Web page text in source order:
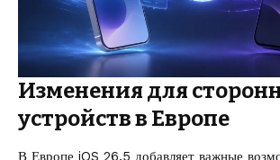
Изменения для
устройств в Европе
В Европе iOS 26.5 добавляет важные